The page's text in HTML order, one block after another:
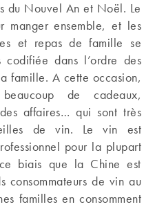
du Nouvel An et Noël. Le
manger ensemble, et les
et repas de famille se
codifiée dans l’ordre des
famille. A cette occasion,
de cadeaux,
affaires… qui sont très
de vin. Le vin est
pour la plupart
biais que la Chine est
consommateurs de vin au
familles en consomment